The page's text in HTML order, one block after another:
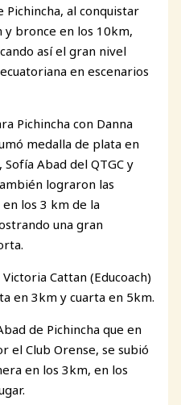
Pichincha, al conquistar
y bronce en los 10km,
así el gran nivel
en escenarios
Pichincha con Danna
medalla de plata en
Abad del QTGC y
lograron las
los 3 km de la
una gran
Cattan (Educoach)
en 3km y cuarta en 5km.
de Pichincha que en
el Club Orense, se subió
en los 3km, en los